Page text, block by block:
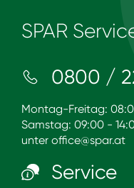
SPAR
0800 /
Montag-Freitag:
Samstag: 09:00 -
unter office@spar.at
Service